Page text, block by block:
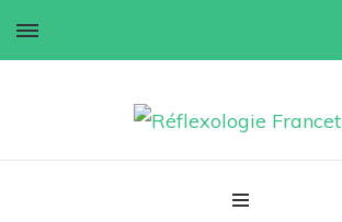
Réflexologie Francetio